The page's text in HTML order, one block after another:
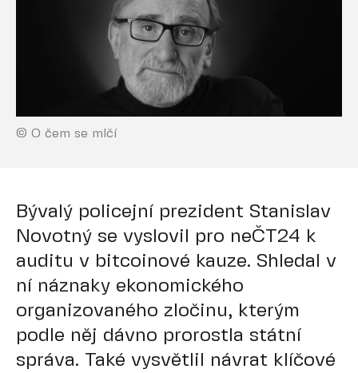
© O čem se mlčí
Bývalý policejní prezident Stanislav
Novotný se vyslovil pro neČT24 k
auditu v bitcoinové kauze. Shledal v
ní náznaky ekonomického
organizovaného zločinu, kterým
podle něj dávno prorostla státní
správa. Také vysvětlil návrat klíčové